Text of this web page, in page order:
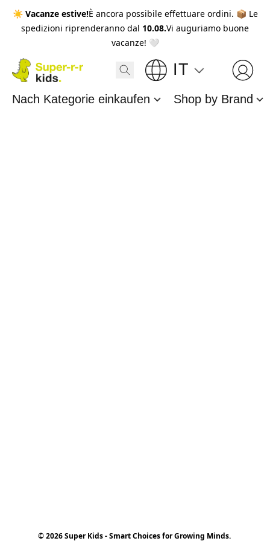
☀️ Vacanze estive!È ancora possibile effettuare ordini. 📦 Le
spedizioni riprenderanno dal 10.08.Vi auguriamo buone
vacanze! 🤍
IT
Nach Kategorie einkaufen Shop by Brand
© 2026 Super Kids - Smart Choices for Growing Minds.